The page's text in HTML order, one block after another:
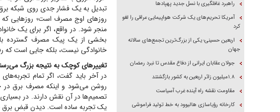
تبدیل به یک فشار جدی روی شبکه
روز‌های اوج مصرف است؛ روز‌هایی که
منجر شود. در واقع، اگر برای یک
بخشی از یک پیک مصرف گسترده
خانوادگی نیست، بلکه جایی است که
تغییر‌های کوچک به نتیجه بزرگ
در آخر باید گفت، اگر تمام
روشن می‌شود و اینکه مصرف برق در
تصمیم‌ها در آن نقش دارند. در بسیاری
یک تجربه ساده است. دیدن قبض برق یا
راهبرد غافلگیری با نسل جدید پهپاد‌ها
آمریکا تحریم‌های یک شرکت هواپیمایی عراقی را لغو
کرد
اربعین حسینی؛ یکی از بزرگ‌ترین تجمع‌های سالانه
جهان
جولان عقابان ایرانی از دفاع مقدس تا نبرد رمضان
۱.۸میلیون زائر اربعین به کشور بازگشتند
مقاومت نقشه راه آینده غرب آسیاست
کارخانه رؤیاسازی هالیوود به خط تولید فراموشی